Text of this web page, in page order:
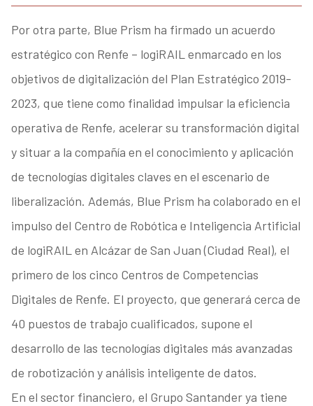
Por otra parte, Blue Prism ha firmado un acuerdo
estratégico con Renfe – logiRAIL enmarcado en los
objetivos de digitalización del Plan Estratégico 2019-
2023, que tiene como finalidad impulsar la eficiencia
operativa de Renfe, acelerar su transformación digital
y situar a la compañía en el conocimiento y aplicación
de tecnologías digitales claves en el escenario de
liberalización. Además, Blue Prism ha colaborado en el
impulso del Centro de Robótica e Inteligencia Artificial
de logiRAIL en Alcázar de San Juan (Ciudad Real), el
primero de los cinco Centros de Competencias
Digitales de Renfe. El proyecto, que generará cerca de
40 puestos de trabajo cualificados, supone el
desarrollo de las tecnologías digitales más avanzadas
de robotización y análisis inteligente de datos.
En el sector financiero, el Grupo Santander ya tiene